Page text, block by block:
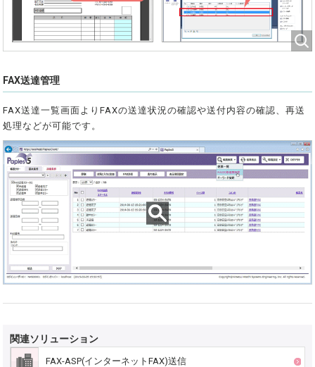
FAX送達管理
FAX送達一覧画面よりFAXの送達状況の確認や送付内容の確認、再送
処理などが可能です。
関連ソリューション
FAX-ASP(インターネットFAX)送信